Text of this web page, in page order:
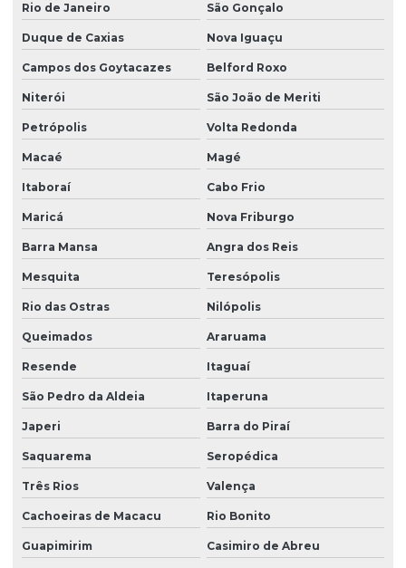
Rio de Janeiro
São Gonçalo
Duque de Caxias Nova Iguaçu
Campos dos Goytacazes Belford Roxo
Niterói São João de Meriti
Petrópolis Volta Redonda
Macaé Magé
Itaboraí Cabo Frio
Maricá Nova Friburgo
Barra Mansa Angra dos Reis
Mesquita Teresópolis
Rio das Ostras Nilópolis
Queimados Araruama
Resende Itaguaí
São Pedro da Aldeia Itaperuna
Japeri Barra do Piraí
Saquarema Seropédica
Três Rios Valença
Cachoeiras de Macacu Rio Bonito
Guapimirim Casimiro de Abreu